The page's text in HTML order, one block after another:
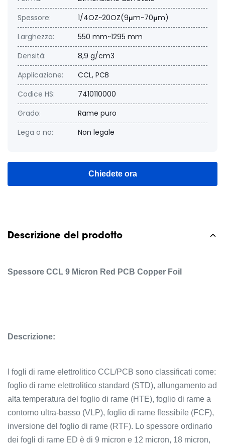
Spessore:
1/4OZ~20OZ(9μm~70μm)
Larghezza:
550 mm~1295 mm
Densità:
8,9 g/cm3
Applicazione:
CCL, PCB
Codice HS:
7410110000
Grado:
Rame puro
Lega o no:
Non legale
Chiedete ora
Descrizione del prodotto
Spessore CCL 9 Micron Red PCB Copper Foil
Descrizione:
I fogli di rame elettrolitico CCL/PCB sono classificati come:
foglio di rame elettrolitico standard (STD), allungamento ad
alta temperatura del foglio di rame (HTE), foglio di rame a
contorno ultra-basso (VLP), foglio di rame flessibile (FCF),
inversione del foglio di rame (RTF). Lo spessore ordinario
dei fogli di rame ED è di 9 micron e 12 micron, 18 micron,